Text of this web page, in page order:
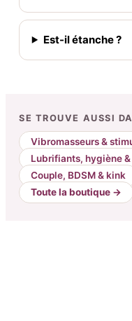
Est-il étanche ?
SE TROUVE AUSSI
Vibromasseurs &
Lubrifiants, hygiène
Couple, BDSM & kink
Toute la boutique →